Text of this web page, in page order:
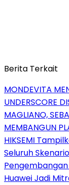
Berita Terkait
MONDEVITA
UNDERSCORE
MAGLIANO,
MEMBANGUN
HIKSEMI
Seluruh
Huawei Jadi